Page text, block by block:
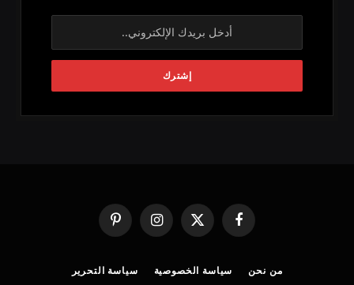
فيسبوك
X
(Twitter)
الانستغرامبينتيريست
من نحن سياسة الخصوصية سياسة التحرير